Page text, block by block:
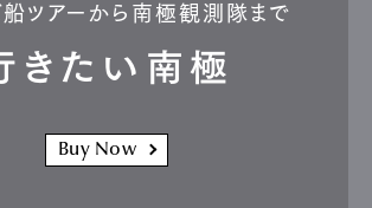
船ツアーから南極観測隊まで
きたい南極
Buy Now